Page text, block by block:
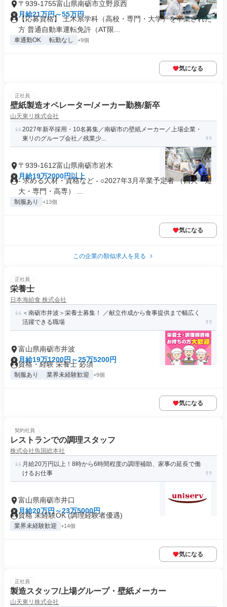
〒939-1755富山県南砺市立野原西
月給21万円～55万円
【応募資格】 土木系学科（高校・専門・大学）を卒業された
方 普通自動車運転免許（AT限...
車通勤OK 転勤なし +9個
気になる
正社員
壁紙製造オペレーター/メーカー勤務/新卒
山天東リ株式会社
2027年新卒採用・10名募集／南砺市の壁紙メーカー／上場企業・
東リのグループ会社／残業少...
〒939-1612富山県南砺市岩木
月給19万2000円以上
- 求める人材・資格など - ○2027年3月卒業予定者 （四大・短
大・専門・高専） ...
制服あり +13個
気になる
この企業の類似求人を見る
正社員
栄養士
日本海給食 株式会社
＜南砺市井波＞栄養士募集！ ／献立作成から食事提供まで幅広く
活躍できる職場
富山県南砺市井波
月給19万1200円～25万5200円
資格・経験 栄養士 必須
制服あり 業界未経験歓迎 +9個
気になる
契約社員
レストランでの調理スタッフ
株式会社魚国総本社
月給20万円以上！8時から6時間程度の調理補助、家事の延長で働
けるお仕事
富山県南砺市井口
月給20万円～23万5000円
資格 未経験OK (調理経験者優遇)
業界未経験歓迎 +14個
気になる
正社員
製造スタッフ/上場グループ・壁紙メーカー
山天東リ株式会社